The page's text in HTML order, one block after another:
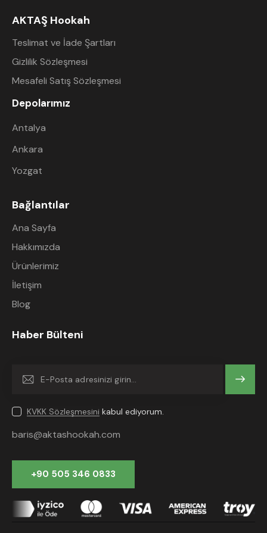
AKTAŞ Hookah
Teslimat ve İade Şartları
Gizlilik Sözleşmesi
Mesafeli Satış Sözleşmesi
Depolarımız
Antalya
Ankara
Yozgat
Bağlantılar
Ana Sayfa
Hakkımızda
Ürünlerimiz
İletişim
Blog
Haber Bülteni
Gönder
KVKK Sözleşmesini kabul ediyorum.
baris@aktashookah.com
+90 505 346 0833